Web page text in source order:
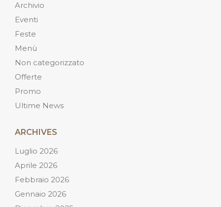
Archivio
Eventi
Feste
Menù
Non categorizzato
Offerte
Promo
Ultime News
ARCHIVES
Luglio 2026
Aprile 2026
Febbraio 2026
Gennaio 2026